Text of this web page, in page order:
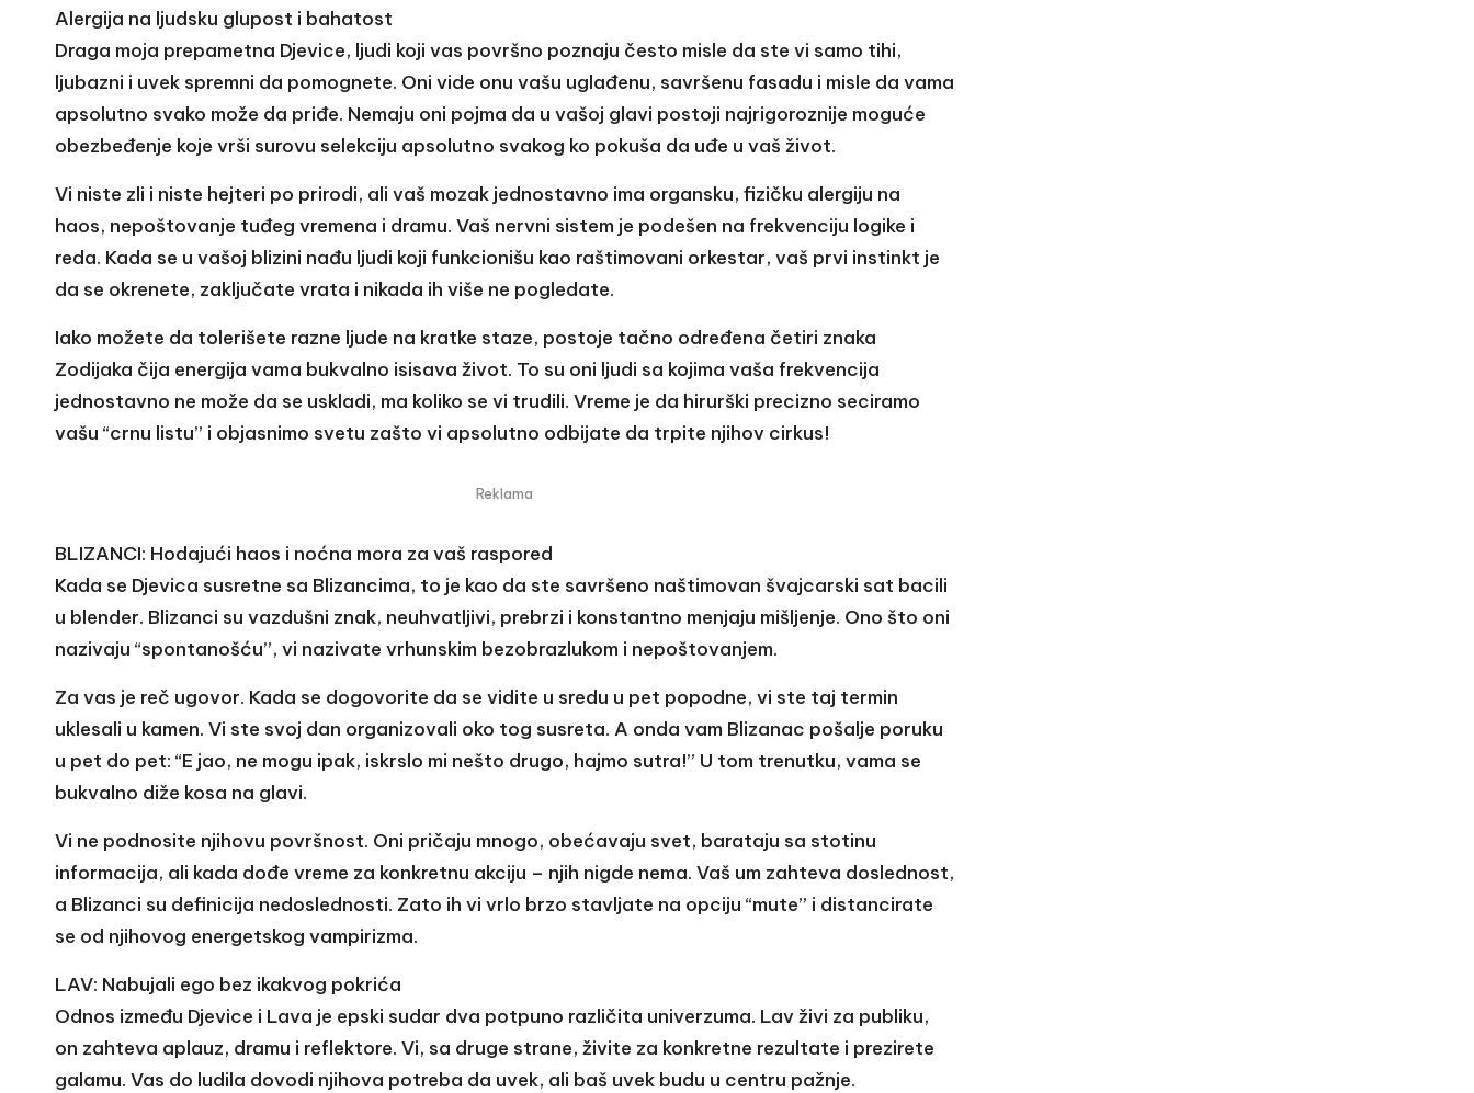
Alergija na ljudsku glupost i bahatost
Draga moja prepametna Djevice, ljudi koji vas površno poznaju često misle da ste vi samo tihi,
ljubazni i uvek spremni da pomognete. Oni vide onu vašu uglađenu, savršenu fasadu i misle da vama
apsolutno svako može da priđe. Nemaju oni pojma da u vašoj glavi postoji najrigoroznije moguće
obezbeđenje koje vrši surovu selekciju apsolutno svakog ko pokuša da uđe u vaš život.
Vi niste zli i niste hejteri po prirodi, ali vaš mozak jednostavno ima organsku, fizičku alergiju na
haos, nepoštovanje tuđeg vremena i dramu. Vaš nervni sistem je podešen na frekvenciju logike i
reda. Kada se u vašoj blizini nađu ljudi koji funkcionišu kao raštimovani orkestar, vaš prvi instinkt je
da se okrenete, zaključate vrata i nikada ih više ne pogledate.
Iako možete da tolerišete razne ljude na kratke staze, postoje tačno određena četiri znaka
Zodijaka čija energija vama bukvalno isisava život. To su oni ljudi sa kojima vaša frekvencija
jednostavno ne može da se uskladi, ma koliko se vi trudili. Vreme je da hirurški precizno seciramo
vašu “crnu listu” i objasnimo svetu zašto vi apsolutno odbijate da trpite njihov cirkus!
Reklama
BLIZANCI: Hodajući haos i noćna mora za vaš raspored
Kada se Djevica susretne sa Blizancima, to je kao da ste savršeno naštimovan švajcarski sat bacili
u blender. Blizanci su vazdušni znak, neuhvatljivi, prebrzi i konstantno menjaju mišljenje. Ono što oni
nazivaju “spontanošću”, vi nazivate vrhunskim bezobrazlukom i nepoštovanjem.
Za vas je reč ugovor. Kada se dogovorite da se vidite u sredu u pet popodne, vi ste taj termin
uklesali u kamen. Vi ste svoj dan organizovali oko tog susreta. A onda vam Blizanac pošalje poruku
u pet do pet: “E jao, ne mogu ipak, iskrslo mi nešto drugo, hajmo sutra!” U tom trenutku, vama se
bukvalno diže kosa na glavi.
Vi ne podnosite njihovu površnost. Oni pričaju mnogo, obećavaju svet, barataju sa stotinu
informacija, ali kada dođe vreme za konkretnu akciju – njih nigde nema. Vaš um zahteva doslednost,
a Blizanci su definicija nedoslednosti. Zato ih vi vrlo brzo stavljate na opciju “mute” i distancirate
se od njihovog energetskog vampirizma.
LAV: Nabujali ego bez ikakvog pokrića
Odnos između Djevice i Lava je epski sudar dva potpuno različita univerzuma. Lav živi za publiku,
on zahteva aplauz, dramu i reflektore. Vi, sa druge strane, živite za konkretne rezultate i prezirete
galamu. Vas do ludila dovodi njihova potreba da uvek, ali baš uvek budu u centru pažnje.